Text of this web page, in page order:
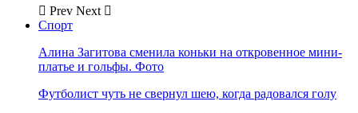
Prev Next
Спорт
Алина Загитова сменила коньки на откровенное мини-
платье и гольфы. Фото
Футболист чуть не свернул шею, когда радовался голу